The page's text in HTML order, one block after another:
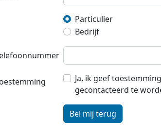
Particulier
Bedrijf
Ja, ik geef
gecontacteerd te